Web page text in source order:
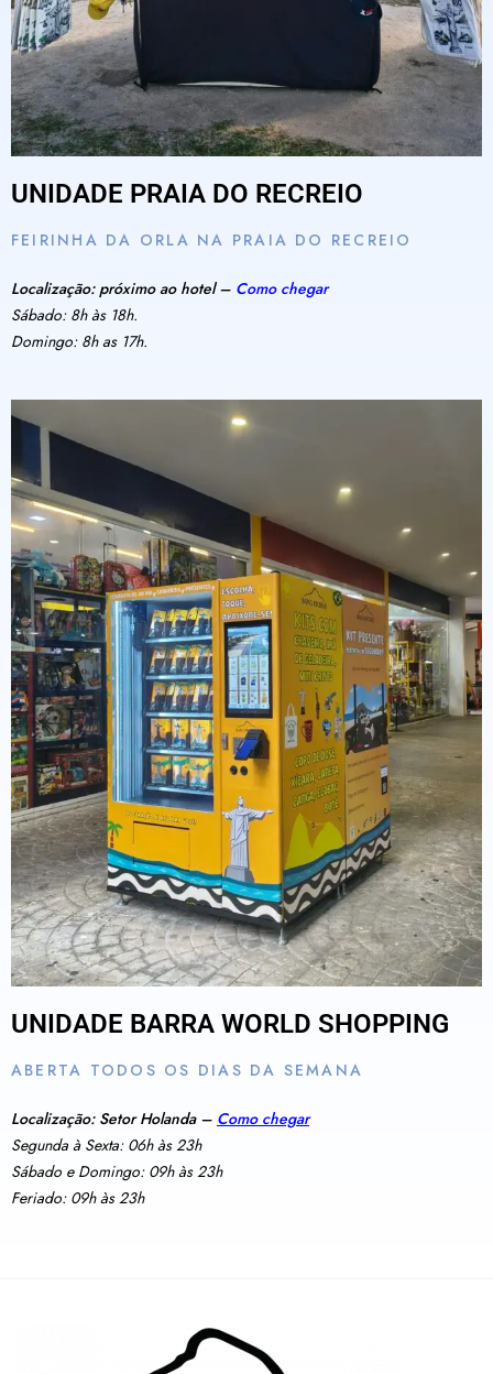
UNIDADE PRAIA DO RECREIO
FEIRINHA DA ORLA NA PRAIA DO RECREIO
Localização: próximo ao hotel – Como chegar
Sábado: 8h às 18h.
Domingo: 8h as 17h.
UNIDADE BARRA WORLD SHOPPING
ABERTA TODOS OS DIAS DA SEMANA
Localização: Setor Holanda – Como chegar
Segunda à Sexta: 06h às 23h
Sábado e Domingo: 09h às 23h
Feriado: 09h às 23h